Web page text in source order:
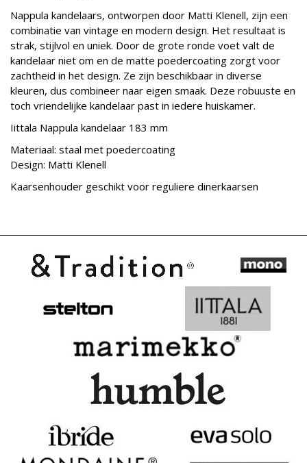
Nappula kandelaars, ontworpen door Matti Klenell, zijn een
combinatie van vintage en modern design. Het resultaat is
strak, stijlvol en uniek. Door de grote ronde voet valt de
kandelaar niet om en de matte poedercoating zorgt voor
zachtheid in het design. Ze zijn beschikbaar in diverse
kleuren, dus combineer naar eigen smaak. Deze robuuste en
toch vriendelijke kandelaar past in iedere huiskamer.
Iittala Nappula kandelaar 183 mm
Materiaal: staal met poedercoating
Design: Matti Klenell
Kaarsenhouder geschikt voor reguliere dinerkaarsen